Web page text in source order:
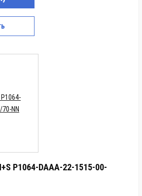
P1064-DAAA-22-1515-00-